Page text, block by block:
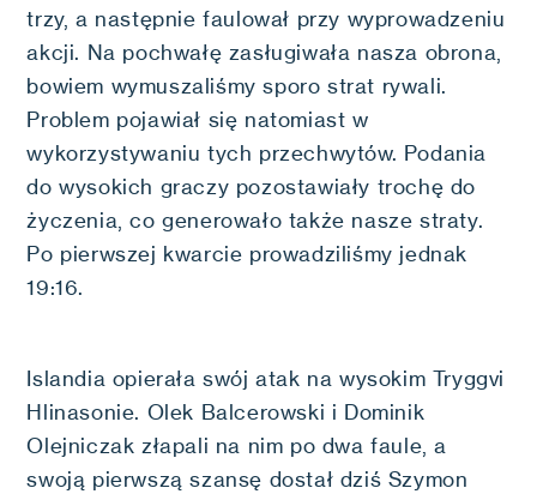
trzy, a następnie faulował przy wyprowadzeniu
akcji. Na pochwałę zasługiwała nasza obrona,
bowiem wymuszaliśmy sporo strat rywali.
Problem pojawiał się natomiast w
wykorzystywaniu tych przechwytów. Podania
do wysokich graczy pozostawiały trochę do
życzenia, co generowało także nasze straty.
Po pierwszej kwarcie prowadziliśmy jednak
19:16.
Islandia opierała swój atak na wysokim Tryggvi
Hlinasonie. Olek Balcerowski i Dominik
Olejniczak złapali na nim po dwa faule, a
swoją pierwszą szansę dostał dziś Szymon